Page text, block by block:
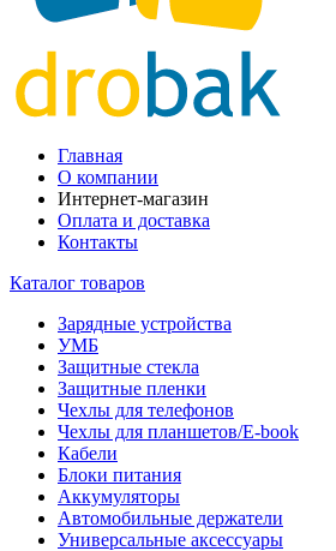
Главная
О компании
Интернет-магазин
Оплата и доставка
Контакты
Каталог товаров
Зарядные устройства
УМБ
Защитные стекла
Защитные пленки
Чехлы для телефонов
Чехлы для планшетов/E-book
Кабели
Блоки питания
Аккумуляторы
Автомобильные держатели
Универсальные аксессуары